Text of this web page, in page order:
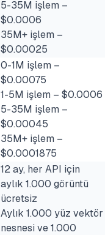
5-35M işlem –
$0.0006
35M+ işlem –
$0.00025
0-1M işlem –
$0.00075
1-5M işlem – $0.0006
5-35M işlem –
$0.00045
35M+ işlem –
$0.0001875
12 ay, her API için
aylık 1.000 görüntü
ücretsiz
Aylık 1.000 yüz vektör
nesnesi ve 1.000